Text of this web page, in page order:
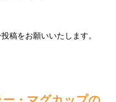
稿をお願いいたします。